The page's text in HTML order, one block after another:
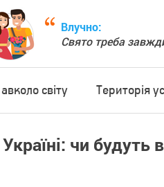
Влучно:
Свято треба
світу Територія
чи будуть